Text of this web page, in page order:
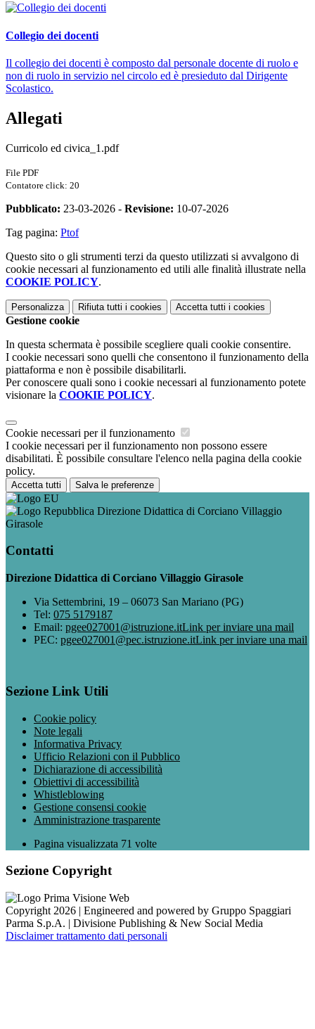
Collegio dei docenti
Il collegio dei docenti è composto dal personale docente di ruolo e
non di ruolo in servizio nel circolo ed è presieduto dal Dirigente
Scolastico.
Allegati
Curricolo ed civica_1.pdf
File PDF
Contatore click: 20
Pubblicato: 23-03-2026 - Revisione: 10-07-2026
Tag pagina: Ptof
Questo sito o gli strumenti terzi da questo utilizzati si avvalgono di
cookie necessari al funzionamento ed utili alle finalità illustrate nella
COOKIE POLICY.
Personalizza Rifiuta tutti i cookies Accetta tutti i cookies
Gestione cookie
In questa schermata è possibile scegliere quali cookie consentire.
I cookie necessari sono quelli che consentono il funzionamento della
piattaforma e non è possibile disabilitarli.
Per conoscere quali sono i cookie necessari al funzionamento potete
visionare la COOKIE POLICY.
Cookie necessari per il funzionamento
I cookie necessari per il funzionamento non possono essere
disabilitati. È possibile consultare l'elenco nella pagina della cookie
policy.
Accetta tutti Salva le preferenze
Direzione Didattica di Corciano Villaggio
Girasole
Contatti
Direzione Didattica di Corciano Villaggio Girasole
Via Settembrini, 19 – 06073 San Mariano (PG)
Tel: 075 5179187
Email: pgee027001@istruzione.itLink per inviare una mail
PEC: pgee027001@pec.istruzione.itLink per inviare una mail
Sezione Link Utili
Cookie policy
Note legali
Informativa Privacy
Ufficio Relazioni con il Pubblico
Dichiarazione di accessibilità
Obiettivi di accessibilità
Whistleblowing
Gestione consensi cookie
Amministrazione trasparente
Pagina visualizzata 71 volte
Sezione Copyright
Copyright 2026 | Engineered and powered by Gruppo Spaggiari
Parma S.p.A. | Divisione Publishing & New Social Media
Disclaimer trattamento dati personali